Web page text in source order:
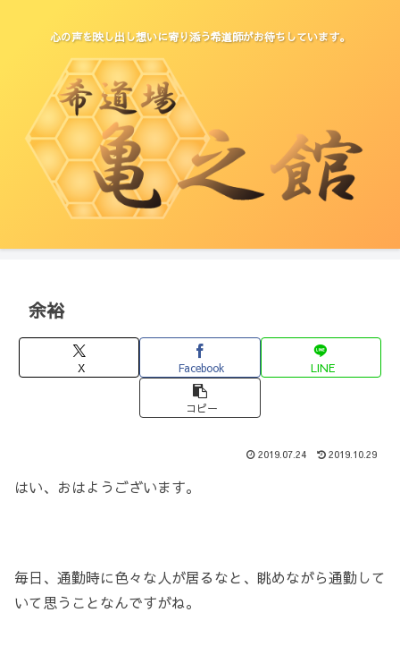
心の声を映し出し想いに寄り添う希道師がお待ちしています。
余裕
X Facebook LINE
コピー
2019.07.24 2019.10.29
はい、おはようございます。
毎日、通勤時に色々な人が居るなと、眺めながら通勤して
いて思うことなんですがね。